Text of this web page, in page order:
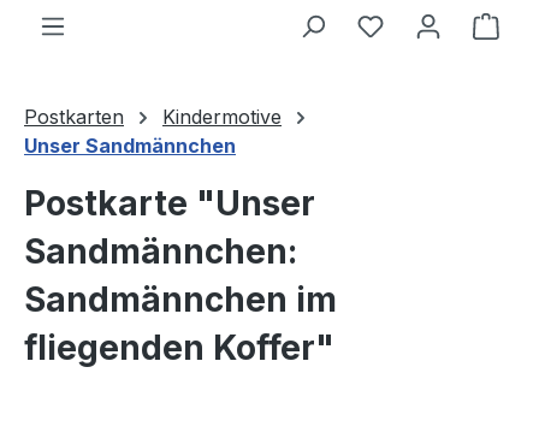
Du hast 0
Postkarten
Kindermotive
Unser Sandmännchen
Postkarte "Unser
Sandmännchen:
Sandmännchen im
fliegenden Koffer"